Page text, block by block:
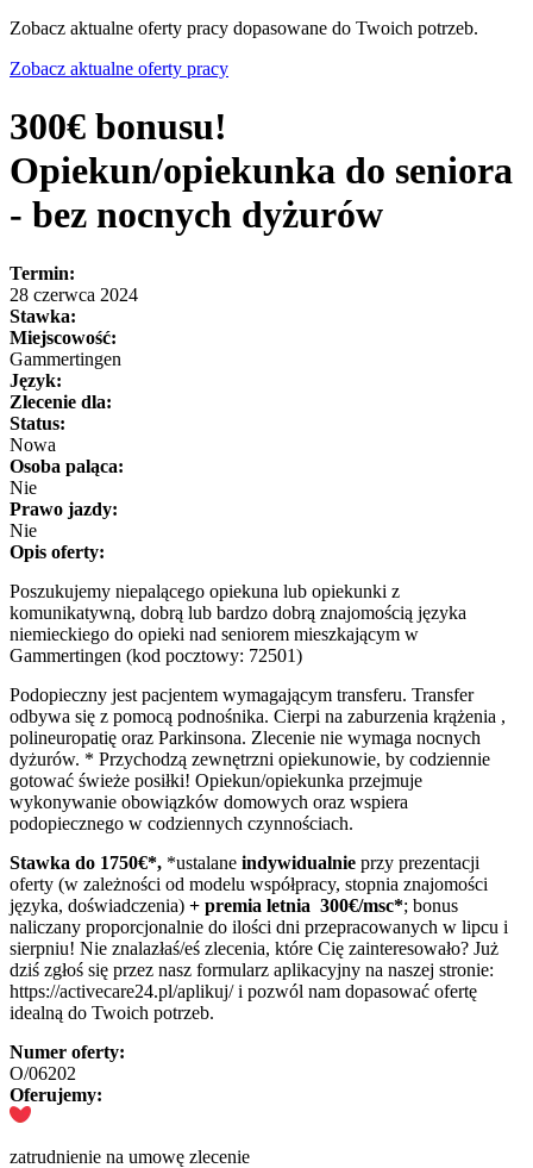
Zobacz aktualne oferty pracy dopasowane do Twoich potrzeb.
Zobacz aktualne oferty pracy
300€ bonusu!
Opiekun/opiekunka do seniora
- bez nocnych dyżurów
Termin:
28 czerwca 2024
Stawka:
Miejscowość:
Gammertingen
Język:
Zlecenie dla:
Status:
Nowa
Osoba paląca:
Nie
Prawo jazdy:
Nie
Opis oferty:
Poszukujemy niepalącego opiekuna lub opiekunki z
komunikatywną, dobrą lub bardzo dobrą znajomością języka
niemieckiego do opieki nad seniorem mieszkającym w
Gammertingen (kod pocztowy: 72501)
Podopieczny jest pacjentem wymagającym transferu. Transfer
odbywa się z pomocą podnośnika. Cierpi na zaburzenia krążenia ,
polineuropatię oraz Parkinsona. Zlecenie nie wymaga nocnych
dyżurów. * Przychodzą zewnętrzni opiekunowie, by codziennie
gotować świeże posiłki! Opiekun/opiekunka przejmuje
wykonywanie obowiązków domowych oraz wspiera
podopiecznego w codziennych czynnościach.
Stawka do 1750€*, *ustalane indywidualnie przy prezentacji
oferty (w zależności od modelu współpracy, stopnia znajomości
języka, doświadczenia) + premia letnia 300€/msc*; bonus
naliczany proporcjonalnie do ilości dni przepracowanych w lipcu i
sierpniu! Nie znalazłaś/eś zlecenia, które Cię zainteresowało? Już
dziś zgłoś się przez nasz formularz aplikacyjny na naszej stronie:
https://activecare24.pl/aplikuj/ i pozwól nam dopasować ofertę
idealną do Twoich potrzeb.
Numer oferty:
O/06202
Oferujemy:
zatrudnienie na umowę zlecenie